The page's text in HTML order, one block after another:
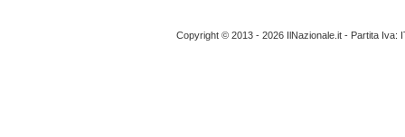
Copyright © 2013 - 2026 IlNazionale.it - Partita Iva: